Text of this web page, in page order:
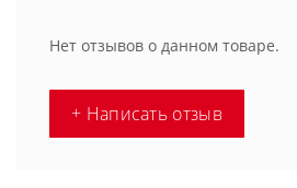
Нет отзывов о данном товаре.
+ Написать отзыв